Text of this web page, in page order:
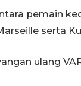
pemain
serta
ulang